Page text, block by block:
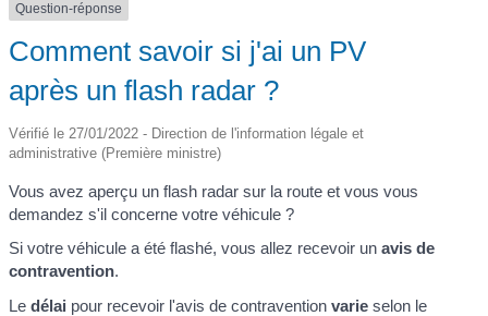
Question-réponse
Comment savoir si j'ai un PV
après un flash radar ?
Vérifié le 27/01/2022 - Direction de l'information légale et
administrative (Première ministre)
Vous avez aperçu un flash radar sur la route et vous vous
demandez s'il concerne votre véhicule ?
Si votre véhicule a été flashé, vous allez recevoir unavis de
contravention.
Ledélai pour recevoir l'avis de contraventionvarie selon le